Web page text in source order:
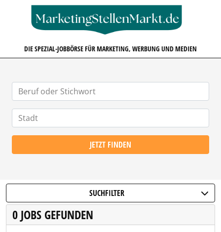
DIE SPEZIAL-JOBBÖRSE FÜR MARKETING, WERBUNG UND MEDIEN
JETZT FINDEN
SUCHFILTER
0 JOBS GEFUNDEN